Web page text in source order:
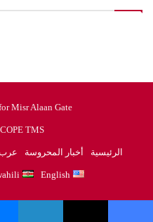
Misr Alaan Gate
TMS
الرئيسية أخبار المحروسة عرب
English